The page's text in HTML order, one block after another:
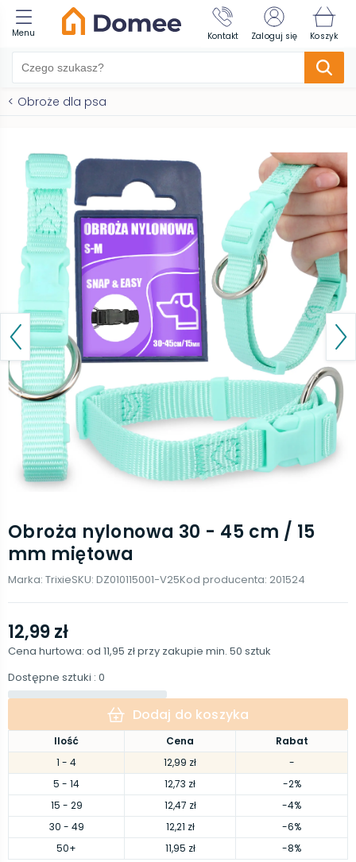
Menu Kontakt Zaloguj się Koszyk
< Obroże dla psa
Obroża nylonowa 30 - 45 cm / 15
mm miętowa
Marka: TrixieSKU: DZ010115001-V25Kod producenta: 201524
Ilość Cena
Rabat
1 - 4 12,99 zł
-
5 - 14 12,73 zł
-2%
15 - 29 12,47 zł
-4%
30 - 49 12,21 zł
-6%
50+ 11,95 zł -8%
12,99 zł
Cena hurtowa: od 11,95 złprzy zakupie min. 50 sztuk
Dostępne sztuki : 0
Dodaj do koszyka